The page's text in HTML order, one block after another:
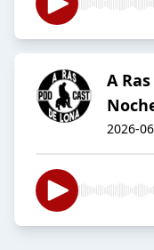
A
2026-